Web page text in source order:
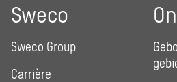
Sweco
Sweco Group
Carrière